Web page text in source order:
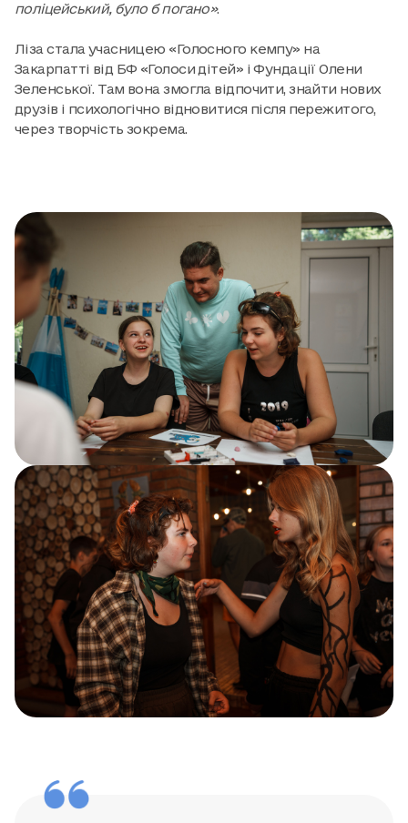
поліцейський, було б погано».
Ліза стала учасницею «Голосного кемпу» на
Закарпатті від БФ «Голоси дітей» і Фундації Олени
Зеленської. Там вона змогла відпочити, знайти нових
друзів і психологічно відновитися після пережитого,
через творчість зокрема.